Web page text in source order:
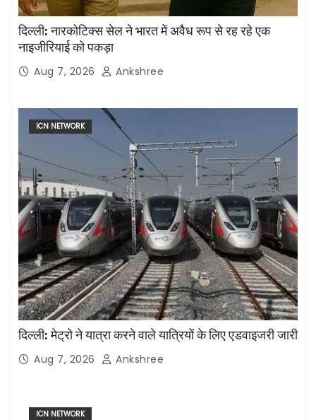
दिल्ली: नारकोटिक्स सेल ने भारत में अवैध रूप से रह रहे एक
नाइजीरियाई को पकड़ा
Aug 7, 2026 Ankshree
ICN NETWORK
दिल्ली: मेट्रो ने यात्रा करने वाले यात्रियों के लिए एडवाइजरी जारी
Aug 7, 2026 Ankshree
ICN NETWORK